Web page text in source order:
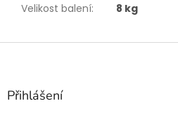
Velikost balení: 8 kg
Z
Přihlášení